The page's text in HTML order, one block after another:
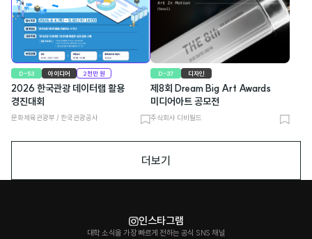
D-53 아이디어 2천만 원
2026 한국관광 데이터랩 활용
경진대회
문화체육관광부 / 한국관광공사
북
크
D-37 디자인
제8회 Dream Big Art Awards
미디어아트 공모전
주식회사 디비월드
북
더보기
인스타그램
대학 소식을 가장 빠르게 전하는 공식 SNS 채널